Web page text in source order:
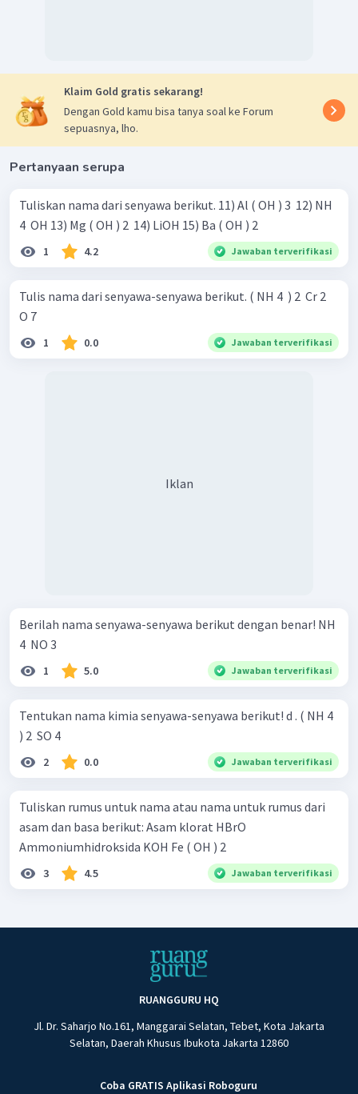
Klaim Gold gratis sekarang!
Dengan Gold kamu bisa tanya soal ke Forum
sepuasnya, lho.
Pertanyaan serupa
Tuliskan nama dari senyawa berikut. 11) Al ( OH ) 3 ​ 12) NH
4 ​ OH 13) Mg ( OH ) 2 ​ 14) LiOH 15) Ba ( OH ) 2 ​
1 4.2 Jawaban terverifikasi
Tulis nama dari senyawa-senyawa berikut. ( NH 4 ​ ) 2 ​ Cr 2 ​
O 7 ​
1 0.0 Jawaban terverifikasi
Iklan
Berilah nama senyawa-senyawa berikut dengan benar! NH
4 ​ NO 3 ​
1 5.0 Jawaban terverifikasi
Tentukan nama kimia senyawa-senyawa berikut! d . ( NH 4 ​
) 2 ​ SO 4 ​
2 0.0 Jawaban terverifikasi
Tuliskan rumus untuk nama atau nama untuk rumus dari
asam dan basa berikut: Asam klorat HBrO
Ammoniumhidroksida KOH Fe ( OH ) 2 ​
3 4.5 Jawaban terverifikasi
RUANGGURU HQ
Jl. Dr. Saharjo No.161, Manggarai Selatan, Tebet, Kota Jakarta
Selatan, Daerah Khusus Ibukota Jakarta 12860
Coba GRATIS Aplikasi Roboguru